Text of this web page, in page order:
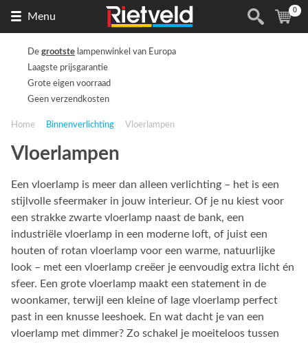
Menu
de
(
0
De grootste lampenwinkel van Europa
Laagste prijsgarantie
Grote eigen voorraad
Geen verzendkosten
Home Binnenverlichting Vloerlampen
Vloerlampen
Een vloerlamp is meer dan alleen verlichting – het is een
stijlvolle sfeermaker in jouw interieur. Of je nu kiest voor
een strakke zwarte vloerlamp naast de bank, een
industriële vloerlamp in een moderne loft, of juist een
houten of rotan vloerlamp voor een warme, natuurlijke
look – met een vloerlamp creëer je eenvoudig extra licht én
sfeer. Een grote vloerlamp maakt een statement in de
woonkamer, terwijl een kleine of lage vloerlamp perfect
past in een knusse leeshoek. En wat dacht je van een
vloerlamp met dimmer? Zo schakel je moeiteloos tussen